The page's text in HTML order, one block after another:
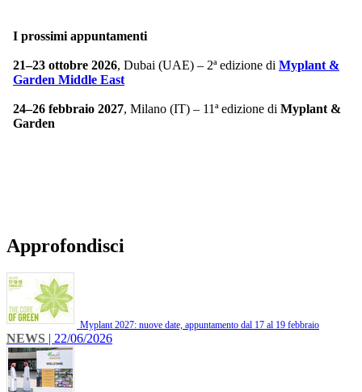
I prossimi appuntamenti
21–23 ottobre 2026, Dubai (UAE) – 2ª edizione di Myplant &
Garden Middle East
24–26 febbraio 2027, Milano (IT) – 11ª edizione di Myplant &
Garden
Approfondisci
Myplant 2027: nuove date, appuntamento dal 17 al 19 febbraio
NEWS | 22/06/2026